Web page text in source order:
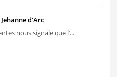
d’Arc
nous signale que l’...